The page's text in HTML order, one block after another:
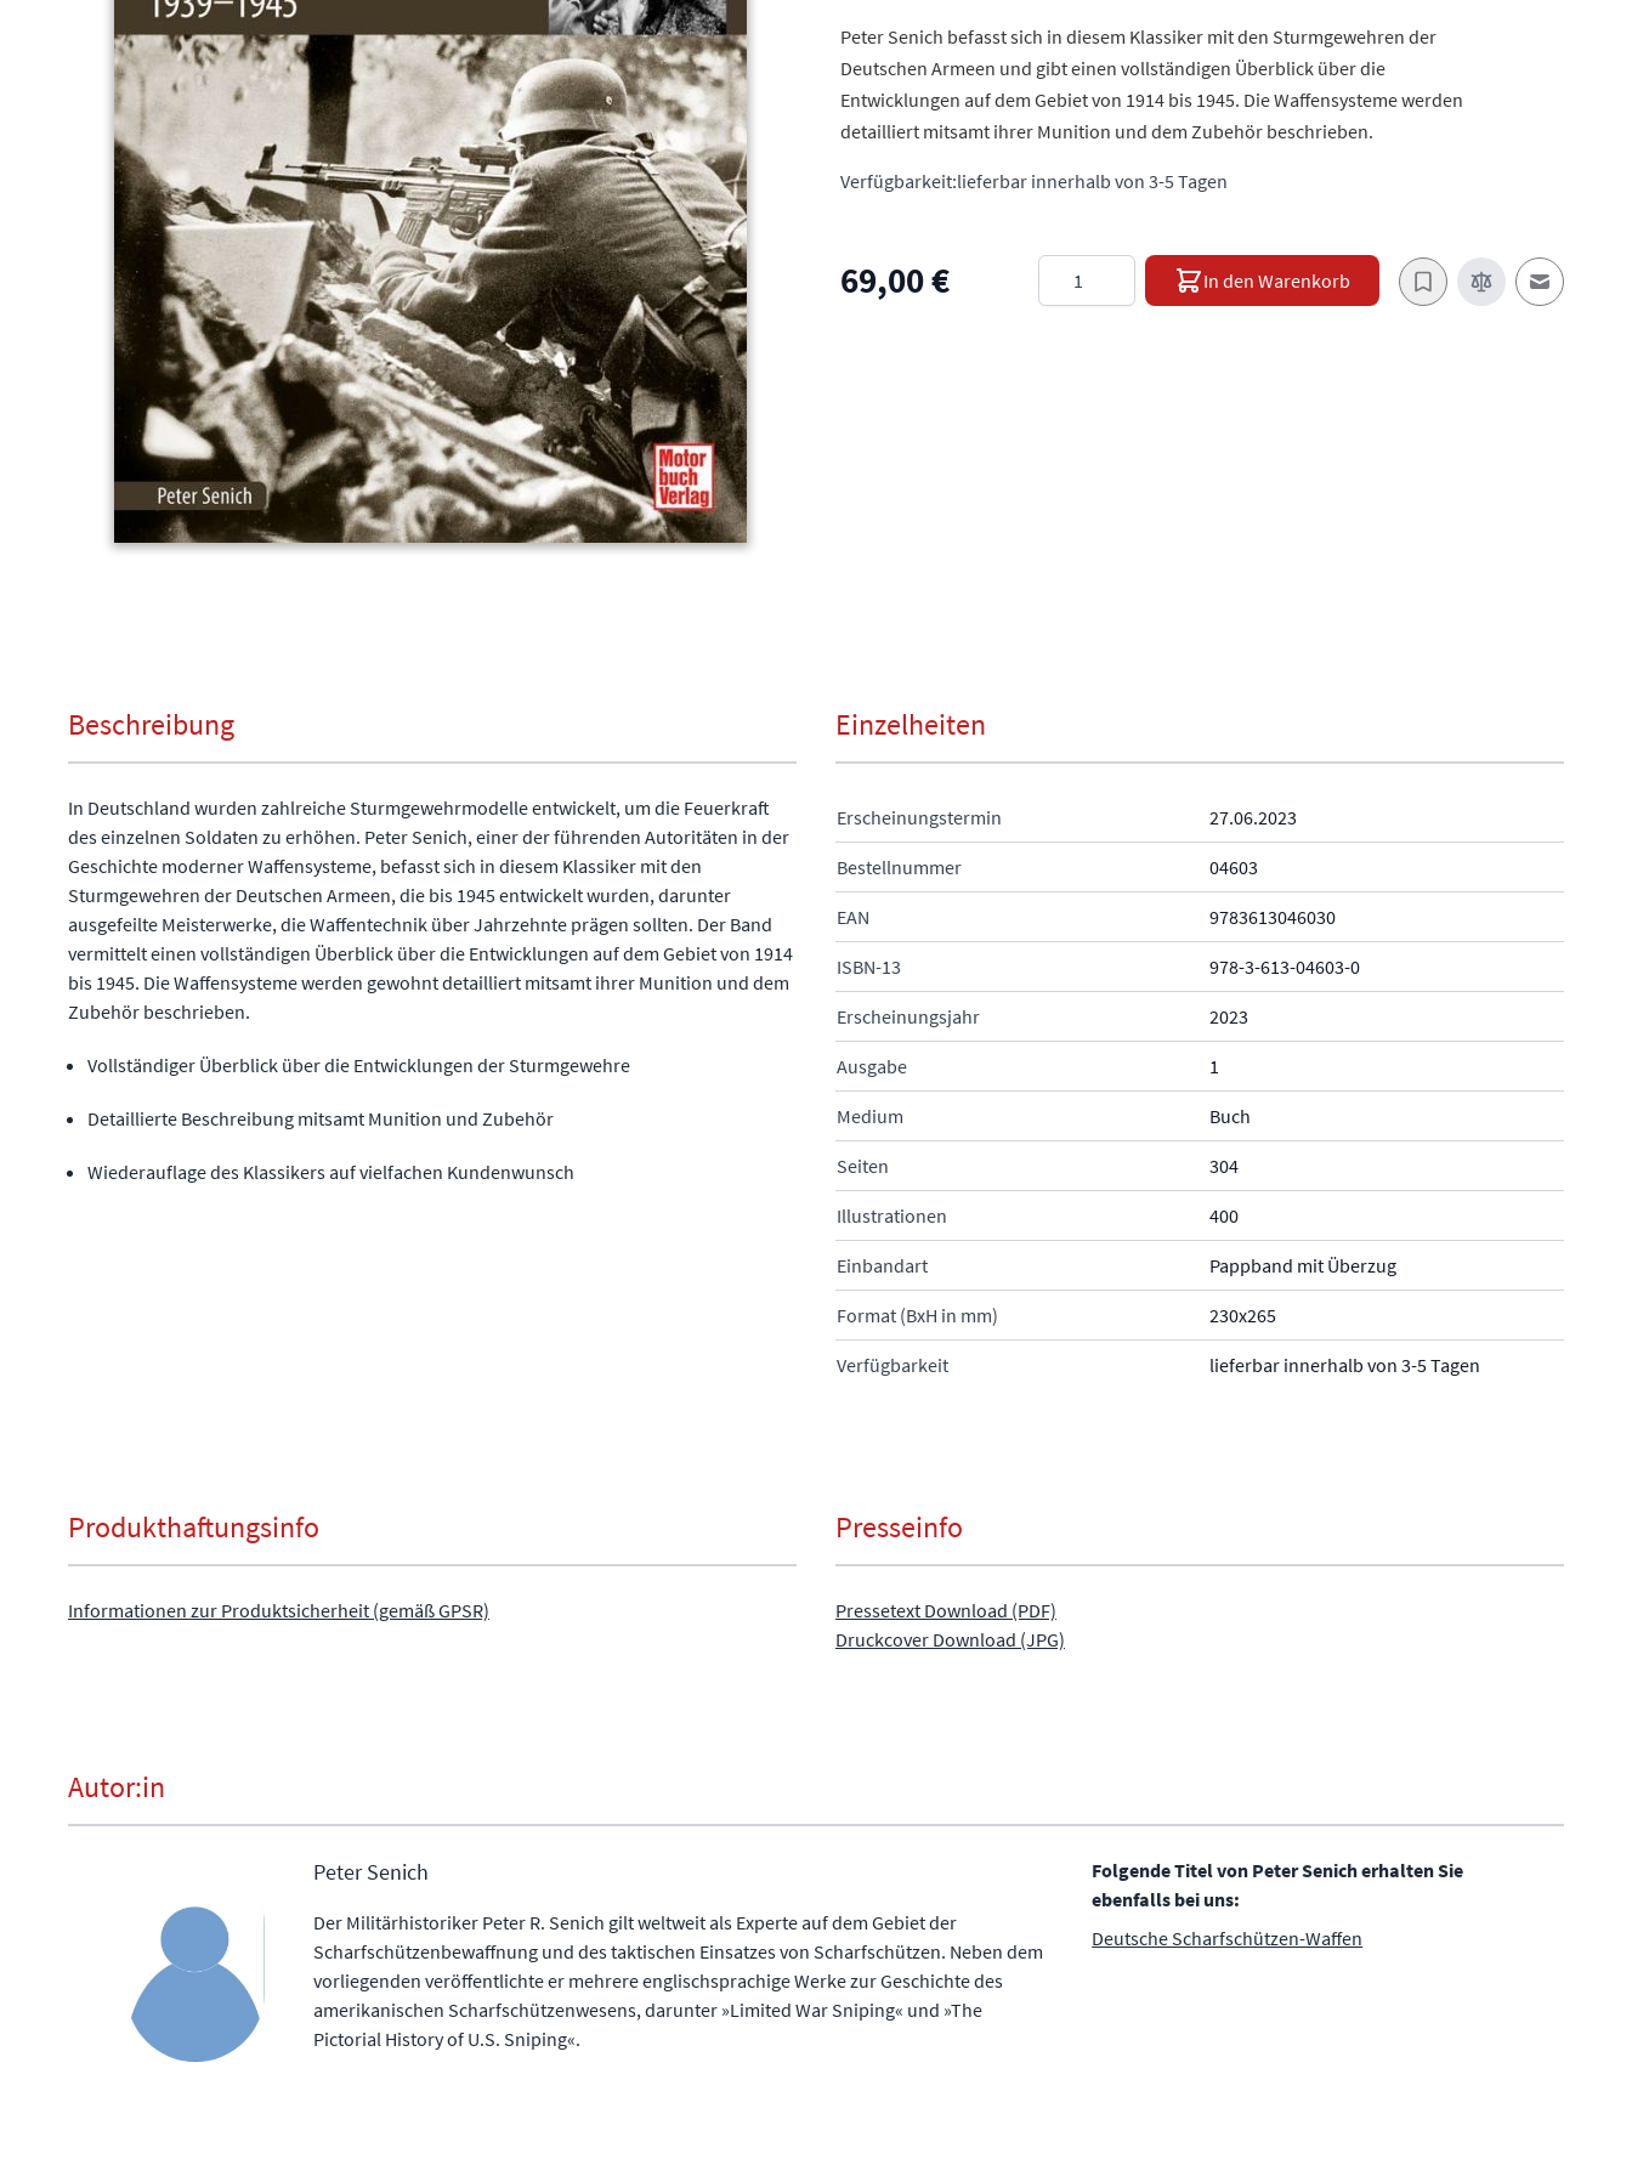
Peter Senich befasst sich in diesem Klassiker mit den Sturmgewehren der
Deutschen Armeen und gibt einen vollständigen Überblick über die
Entwicklungen auf dem Gebiet von 1914 bis 1945. Die Waffensysteme werden
detailliert mitsamt ihrer Munition und dem Zubehör beschrieben.
Verfügbarkeit:lieferbar innerhalb von 3-5 Tagen
69,00 € Menge In den Warenkorb
E-Mail an
Beschreibung
In Deutschland wurden zahlreiche Sturmgewehrmodelle entwickelt, um die Feuerkraft
des einzelnen Soldaten zu erhöhen. Peter Senich, einer der führenden Autoritäten in der
Geschichte moderner Waffensysteme, befasst sich in diesem Klassiker mit den
Sturmgewehren der Deutschen Armeen, die bis 1945 entwickelt wurden, darunter
ausgefeilte Meisterwerke, die Waffentechnik über Jahrzehnte prägen sollten. Der Band
vermittelt einen vollständigen Überblick über die Entwicklungen auf dem Gebiet von 1914
bis 1945. Die Waffensysteme werden gewohnt detailliert mitsamt ihrer Munition und dem
Zubehör beschrieben.
Vollständiger Überblick über die Entwicklungen der Sturmgewehre
Detaillierte Beschreibung mitsamt Munition und Zubehör
Wiederauflage des Klassikers auf vielfachen Kundenwunsch
Einzelheiten
Erscheinungstermin 27.06.2023
Bestellnummer 04603
EAN 9783613046030
ISBN-13 978-3-613-04603-0
Erscheinungsjahr 2023
Ausgabe 1
Medium Buch
Seiten 304
Illustrationen 400
Einbandart Pappband mit Überzug
Format (BxH in mm) 230x265
Verfügbarkeit lieferbar innerhalb von 3-5 Tagen
Produkthaftungsinfo
Informationen zur Produktsicherheit (gemäß GPSR)
Presseinfo
Pressetext Download (PDF)
Druckcover Download (JPG)
Autor:in
Peter Senich
Der Militärhistoriker Peter R. Senich gilt weltweit als Experte auf dem Gebiet der
Scharfschützenbewaffnung und des taktischen Einsatzes von Scharfschützen. Neben dem
vorliegenden veröffentlichte er mehrere englischsprachige Werke zur Geschichte des
amerikanischen Scharfschützenwesens, darunter »Limited War Sniping« und »The
Pictorial History of U.S. Sniping«.
Folgende Titel von Peter Senich erhalten Sie
ebenfalls bei uns:
Deutsche Scharfschützen-Waffen